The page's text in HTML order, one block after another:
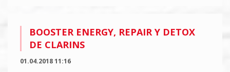
BOOSTER ENERGY, REPAIR Y DETOX
DE CLARINS
01.04.2018 11:16